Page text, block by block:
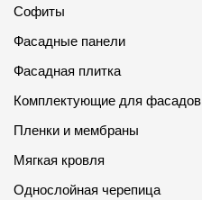
Софиты
Фасадные панели
Фасадная плитка
Комплектующие для фасадов
Пленки и мембраны
Мягкая кровля
Однослойная черепица